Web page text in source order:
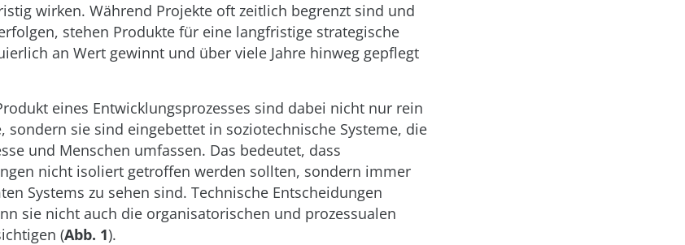
wirken. Während Projekte oft zeitlich begrenzt sind und
stehen Produkte für eine langfristige strategische
an Wert gewinnt und über viele Jahre hinweg gepflegt
eines Entwicklungsprozesses sind dabei nicht nur rein
sondern sie sind eingebettet in soziotechnische Systeme, die
und Menschen umfassen. Das bedeutet, dass
nicht isoliert getroffen werden sollten, sondern immer
Systems zu sehen sind. Technische Entscheidungen
sie nicht auch die organisatorischen und prozessualen
(Abb. 1).